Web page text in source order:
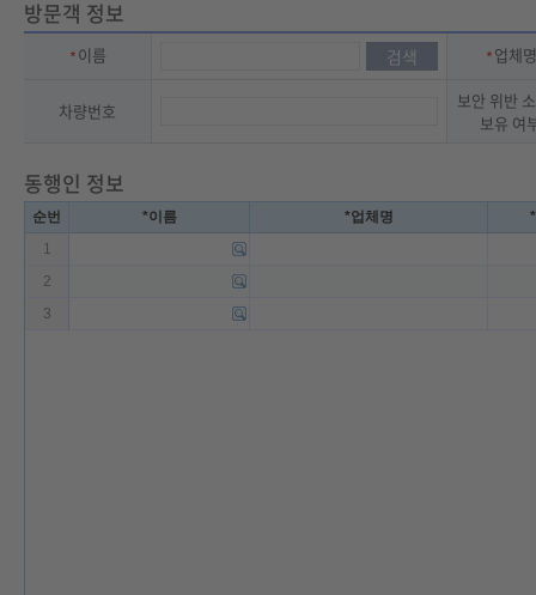
방문객 정보
이름 검색 업체명
차량번호
보안 위반
보유 여
동행인 정보
순번 *이름 *업체명
1
2
3